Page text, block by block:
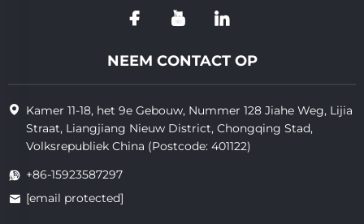
NEEM CONTACT OP
Kamer 11-18, het 9e Gebouw, Nummer 128 Jiahe Weg, Lijia
Straat, Liangjiang Nieuw District, Chongqing Stad,
Volksrepubliek China (Postcode: 401122)
+86-15923587297
[email protected]